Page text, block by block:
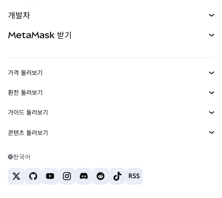
무기한 선물
실물자산
개발자
MetaMask Connect
Snaps
웹3 서비스
MetaMask 받기
보안
고객 지원
채용
가격 둘러보기
이더리움 가격
솔라나 가격
테더 가격
환전 둘러보기
ETH를 USD로 환전
USDT를 INR로 환전
BTC를 INR로 환전
ETH를 USDT로 환전
가이드 둘러보기
ETH 매수
USDT 매수
콘텐츠 둘러보기
솔라나 지갑
한국어